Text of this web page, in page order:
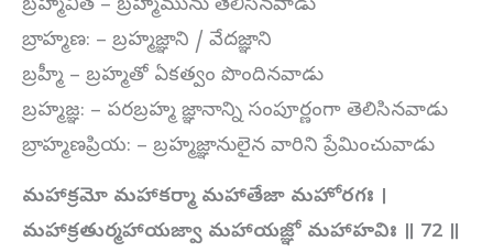
బ్రహ్మవిత్ – బ్రహ్మమును తెలిసినవాడు
బ్రాహ్మణ: – బ్రహ్మజ్ఞాని / వేదజ్ఞాని
బ్రహ్మీ – బ్రహ్మతో ఏకత్వం పొందినవాడు
బ్రహ్మజ్ఞ: – పరబ్రహ్మ జ్ఞానాన్ని సంపూర్ణంగా తెలిసినవాడు
బ్రాహ్మణప్రియ: – బ్రహ్మజ్ఞానులైన వారిని ప్రేమించువాడు
మహాక్రమో మహాకర్మా మహాతేజా మహోరగః ।
మహాక్రతుర్మహాయజ్వా మహాయజ్ఞో మహాహవిః ॥ 72 ॥